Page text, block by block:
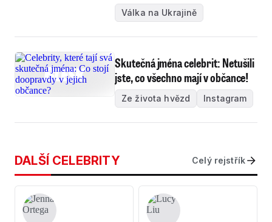
Válka na Ukrajině
Skutečná jména celebrit: Netušili
jste, co všechno mají v občance!
Ze života hvězd Instagram
DALŠÍ CELEBRITY Celý rejstřík